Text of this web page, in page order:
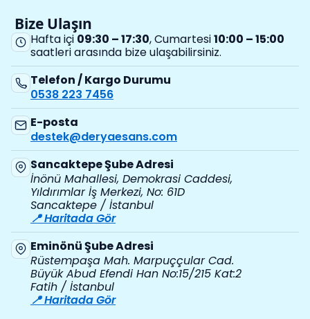
Bize Ulaşın
Hafta içi 09:30 – 17:30, Cumartesi10:00 – 15:00
saatleri arasında bize ulaşabilirsiniz.
Telefon / Kargo Durumu
0538 223 7456
E-posta
destek@deryaesans.com
Sancaktepe Şube Adresi
İnönü Mahallesi, Demokrasi Caddesi,
Yıldırımlar İş Merkezi, No: 61D
Sancaktepe / İstanbul
📍 Haritada Gör
Eminönü Şube Adresi
Rüstempaşa Mah. Marpuççular Cad.
Büyük Abud Efendi Han No:15/215 Kat:2
Fatih / İstanbul
📍 Haritada Gör